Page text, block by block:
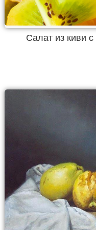
Салат из киви